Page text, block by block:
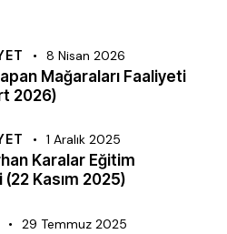
8 Nisan 2026
Mağaraları Faaliyeti
2026)
1 Aralık 2025
Karalar Eğitim
(22 Kasım 2025)
29 Temmuz 2025